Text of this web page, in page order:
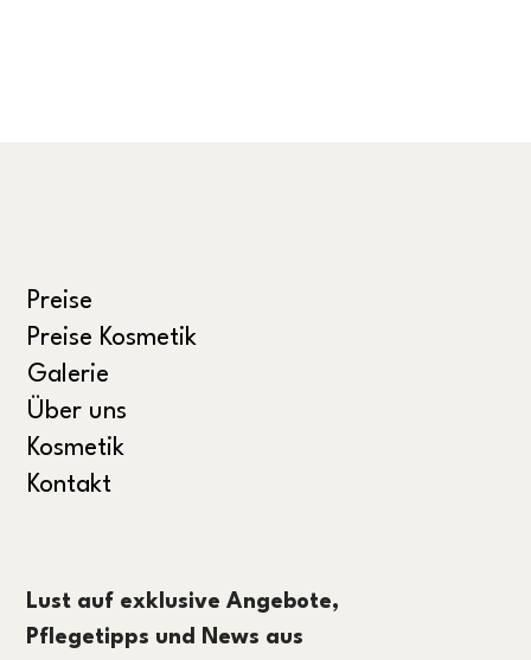
Preise
Preise Kosmetik
Galerie
Über uns
Kosmetik
Kontakt
Lust auf exklusive Angebote,
Pflegetipps und News aus